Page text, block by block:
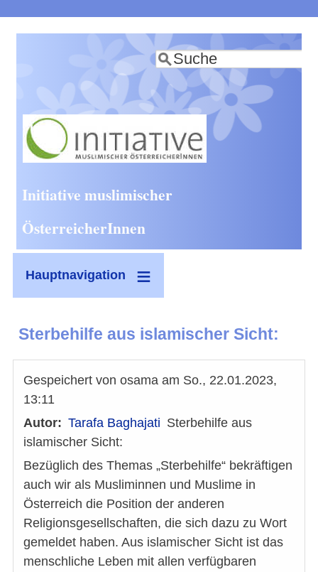
zum
Inhalt
Suche
Initiative muslimischer
ÖsterreicherInnen
Hauptnavigation
Sterbehilfe aus islamischer Sicht:
Gespeichert von osama am So., 22.01.2023,
13:11
Autor
Tarafa Baghajati Sterbehilfe aus
islamischer Sicht:
Bezüglich des Themas „Sterbehilfe“ bekräftigen
auch wir als Musliminnen und Muslime in
Österreich die Position der anderen
Religionsgesellschaften, die sich dazu zu Wort
gemeldet haben. Aus islamischer Sicht ist das
menschliche Leben mit allen verfügbaren